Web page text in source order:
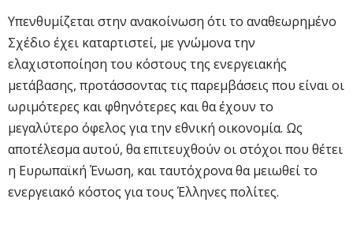
Υπενθυμίζεται στην ανακοίνωση ότι το αναθεωρημένο
Σχέδιο έχει καταρτιστεί, με γνώμονα την
ελαχιστοποίηση του κόστους της ενεργειακής
μετάβασης, προτάσσοντας τις παρεμβάσεις που είναι οι
ωριμότερες και φθηνότερες και θα έχουν το
μεγαλύτερο όφελος για την εθνική οικονομία. Ως
αποτέλεσμα αυτού, θα επιτευχθούν οι στόχοι που θέτει
η Ευρωπαϊκή Ένωση, και ταυτόχρονα θα μειωθεί το
ενεργειακό κόστος για τους Έλληνες πολίτες.